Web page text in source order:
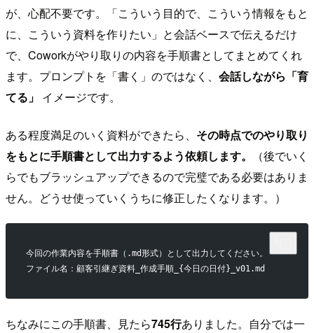
が、心配不要です。「こういう目的で、こういう情報をもと
に、こういう資料を作りたい」と会話ベースで伝えるだけ
で、Coworkがやり取りの内容を手順書としてまとめてくれ
ます。プロンプトを「書く」のではなく、 会話しながら「育
てる」 イメージです。
ある程度満足のいく資料ができたら、 その時点でのやり取り
をもとに手順書として出力するよう依頼します。
（後でいく
らでもブラッシュアップできるので完璧である必要はありま
せん。どうせ使っていくうちに修正したくなります。）
今回の作業内容を手順書（.md形式）として出力してください。
ファイル名：顧客引継ぎ資料_作成手順_{今日の日付}_v01.md
ちなみにこの手順書、見たら745行ありました。自分では一